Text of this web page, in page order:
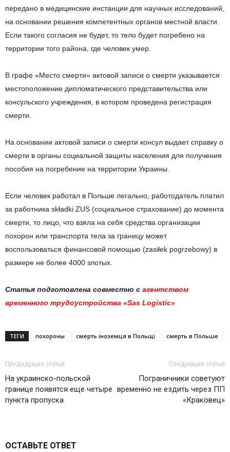
передано в медицинские инстанции для научных исследований,
на основании решения компетентных органов местной власти.
Если такого согласия не будет, то тело будет погребено на
территории того района, где человек умер.
В графе «Место смерти» актовой записи о смерти указывается
местоположение дипломатического представительства или
консульского учреждения, в котором проведена регистрация
смерти.
На основании актовой записи о смерти консул выдает справку о
смерти в органы социальной защиты населения для получения
пособия на погребение на территории Украины.
Если человек работал в Польше легально, работодатель платил
за работника składki ZUS (социальное страхование) до момента
смерти, то лицо, что взяла на себя средства организации
похорон или транспорта тела за границу может
воспользоваться финансовой помощью (zasiłek pogrzebowy) в
размере не более 4000 злотых.
Статья подготовлена совместно с агентством
временного трудоустройства «Sas Logistic»
ТЕГИ похороны смерть іноземця в Польщі смерть в Польше
Предыдущая статья
На украинско-польской
границе появятся еще четыре
пункта пропуска
Следующая статья
Пограничники советуют
временно не ездить через ПП
«Краковец»
ОСТАВЬТЕ ОТВЕТ